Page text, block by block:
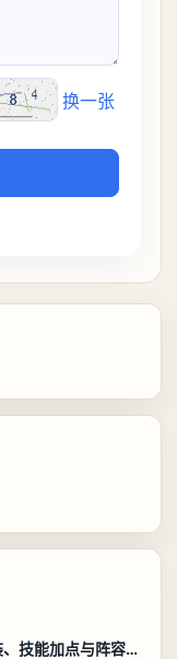
换一张
异环白藏养成攻略，毕业配装、技能加点与阵容搭配保姆级解析